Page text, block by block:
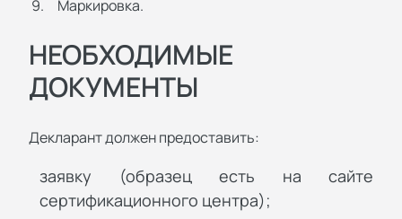
Маркировка.
НЕОБХОДИМЫЕ
ДОКУМЕНТЫ
Декларант должен предоставить:
заявку (образец есть на сайте
сертификационного центра);